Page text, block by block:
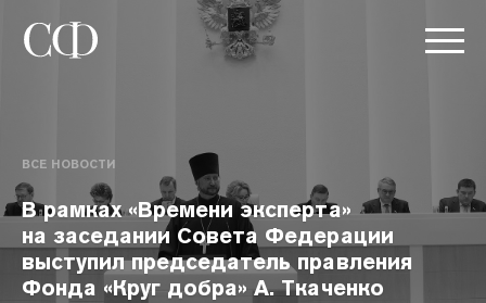
ВСЕ НОВОСТИ
В рамках «Времени эксперта»
на заседании Совета Федерации
выступил председатель правления
Фонда «Круг добра» А. Ткаченко